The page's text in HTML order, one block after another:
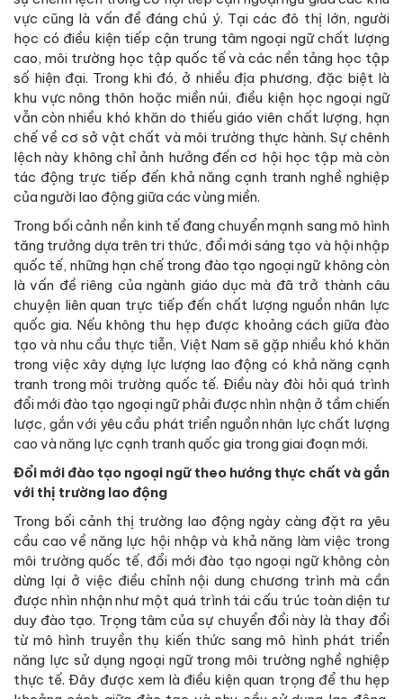
vực cũng là vấn đề đáng chú ý. Tại các đô thị lớn, người
học có điều kiện tiếp cận trung tâm ngoại ngữ chất lượng
cao, môi trường học tập quốc tế và các nền tảng học tập
số hiện đại. Trong khi đó, ở nhiều địa phương, đặc biệt là
khu vực nông thôn hoặc miền núi, điều kiện học ngoại ngữ
vẫn còn nhiều khó khăn do thiếu giáo viên chất lượng, hạn
chế về cơ sở vật chất và môi trường thực hành. Sự chênh
lệch này không chỉ ảnh hưởng đến cơ hội học tập mà còn
tác động trực tiếp đến khả năng cạnh tranh nghề nghiệp
của người lao động giữa các vùng miền.
Trong bối cảnh nền kinh tế đang chuyển mạnh sang mô hình
tăng trưởng dựa trên tri thức, đổi mới sáng tạo và hội nhập
quốc tế, những hạn chế trong đào tạo ngoại ngữ không còn
là vấn đề riêng của ngành giáo dục mà đã trở thành câu
chuyện liên quan trực tiếp đến chất lượng nguồn nhân lực
quốc gia. Nếu không thu hẹp được khoảng cách giữa đào
tạo và nhu cầu thực tiễn, Việt Nam sẽ gặp nhiều khó khăn
trong việc xây dựng lực lượng lao động có khả năng cạnh
tranh trong môi trường quốc tế. Điều này đòi hỏi quá trình
đổi mới đào tạo ngoại ngữ phải được nhìn nhận ở tầm chiến
lược, gắn với yêu cầu phát triển nguồn nhân lực chất lượng
cao và năng lực cạnh tranh quốc gia trong giai đoạn mới.
Đổi mới đào tạo ngoại ngữ theo hướng thực chất và gắn
với thị trường lao động
Trong bối cảnh thị trường lao động ngày càng đặt ra yêu
cầu cao về năng lực hội nhập và khả năng làm việc trong
môi trường quốc tế, đổi mới đào tạo ngoại ngữ không còn
dừng lại ở việc điều chỉnh nội dung chương trình mà cần
được nhìn nhận như một quá trình tái cấu trúc toàn diện tư
duy đào tạo. Trọng tâm của sự chuyển đổi này là thay đổi
từ mô hình truyền thụ kiến thức sang mô hình phát triển
năng lực sử dụng ngoại ngữ trong môi trường nghề nghiệp
thực tế. Đây được xem là điều kiện quan trọng để thu hẹp